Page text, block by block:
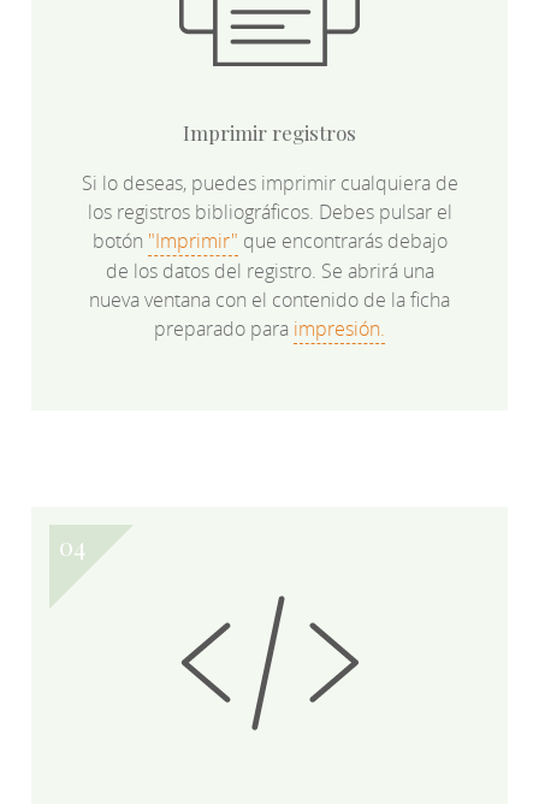
Imprimir registros
Si lo deseas, puedes imprimir cualquiera de
los registros bibliográficos. Debes pulsar el
botón "Imprimir" que encontrarás debajo
de los datos del registro. Se abrirá una
nueva ventana con el contenido de la ficha
preparado para impresión.